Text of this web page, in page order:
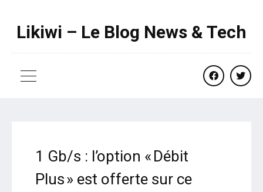
Likiwi – Le Blog News & Tech
facebook
1 Gb/s : l’option « Débit
Plus » est offerte sur ce